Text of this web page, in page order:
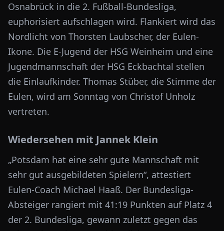
Osnabrück in die 2. Fußball-Bundesliga,
euphorisiert aufschlagen wird. Flankiert wird das
Nordlicht von Thorsten Laubscher, der Eulen-
Ikone. Die E-Jugend der HSG Weinheim und eine
Jugendmannschaft der HSG Eckbachtal stellen
die Einlaufkinder. Thomas Stüber, die Stimme der
Eulen, wird am Sonntag von Christof Unholz
vertreten.
Wiedersehen mit Jannek Klein
„Potsdam hat eine sehr gute Mannschaft mit
sehr gut ausgebildeten Spielern“, attestiert
Eulen-Coach Michael Haaß. Der Bundesliga-
Absteiger rangiert mit 41:19 Punkten auf Platz 4
der 2. Bundesliga, gewann zuletzt gegen das